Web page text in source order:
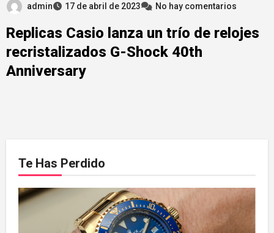
admin 17 de abril de 2023 No hay comentarios
Replicas Casio lanza un trío de relojes
recristalizados G-Shock 40th
Anniversary
Te Has Perdido